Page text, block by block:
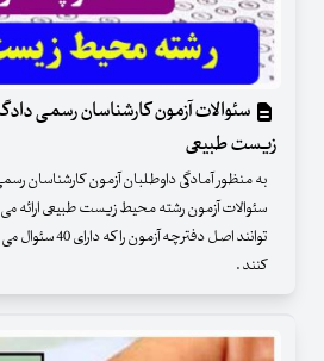
سئوالات آزمون کارشناسان رسمی
زیست طبیعی
به منظور آمادگی داوطلبان آزمون کارشناسان
سئوالات آزمون رشته محیط زیست طبیعی ارائه
توانند اصل دفترچه
کنند .